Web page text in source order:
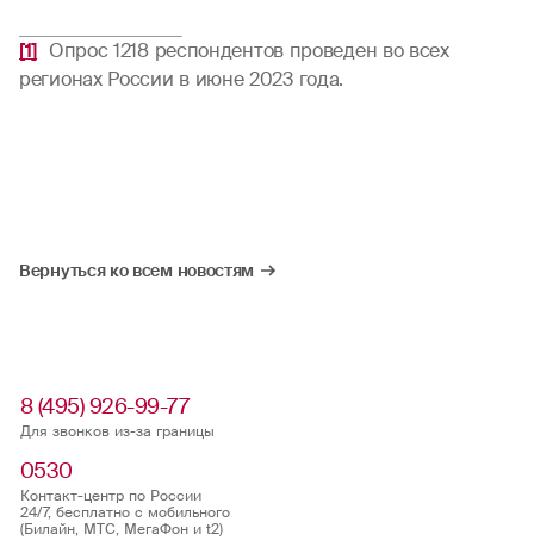
[1] Опрос 1218 респондентов проведен во всех
регионах России в июне 2023 года.
Вернуться ко всем новостям
8 (495) 926-99-77
Для звонков из-за границы
0530
Контакт-центр по России
24/7, бесплатно с мобильного
(Билайн, МТС, МегаФон и t2)